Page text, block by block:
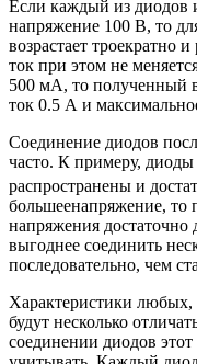
Если каждый из диодов
напряжение 100 В, то
возрастает троекратно
ток при этом не
500 мА, то полученный в
ток 0.5 А и
Соединение диодов
часто. К примеру, диоды
распространены и
большеенапряжение, то
напряжения достаточно
выгоднее соединить
последовательно, чем
Характеристики любых,
будут несколько
соединении диодов